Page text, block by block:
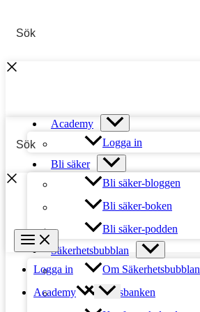
innehåll
Academy
Logga in
Bli säker
Bli säker-bloggen
Bli säker-boken
Bli säker-podden
Säkerhetsbubblan
Om Säkerhetsbubblan
Platsbanken
Logga in
Academy